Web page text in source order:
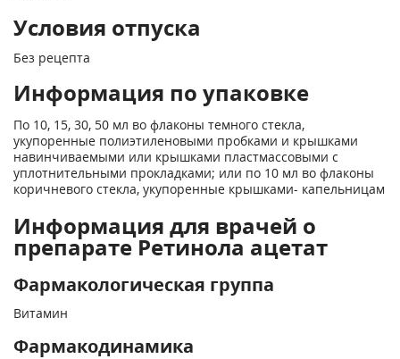
Условия отпуска
Без рецепта
Информация по упаковке
По 10, 15, 30, 50 мл во флаконы темного стекла,
укупоренные полиэтиленовыми пробками и крышками
навинчиваемыми или крышками пластмассовыми с
уплотнительными прокладками; или по 10 мл во флаконы
коричневого стекла, укупоренные крышками- капельницам
Информация для врачей о
препарате Ретинола ацетат
Фармакологическая группа
Витамин
Фармакодинамика